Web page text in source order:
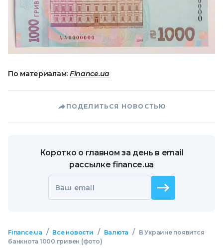
По материалам: Finance.ua
ПОДЕЛИТЬСЯ НОВОСТЬЮ
Коротко о главном за день в email
рассылке finance.ua
Ваш email
Finance.ua / Все новости / Валюта /
В Украине появится
банкнота 1000 гривен (фото)